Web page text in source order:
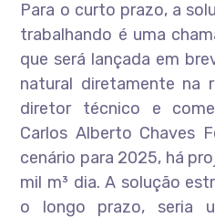
Para o curto prazo, a
trabalhando é uma
que será lançada em
natural diretamente na
diretor técnico e
Carlos Alberto Chaves
cenário para 2025, há
mil m³ dia. A solução
o longo prazo, seria